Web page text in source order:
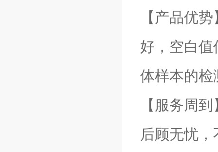
【产品优
好，空白
体样本的检
【服务周
后顾无忧